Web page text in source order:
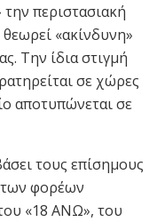
περιστασιακή
«ακίνδυνη»
Την ίδια στιγμή
σε χώρες
αποτυπώνεται σε
τους επίσημους
φορέων
«18 ΑΝΩ», του